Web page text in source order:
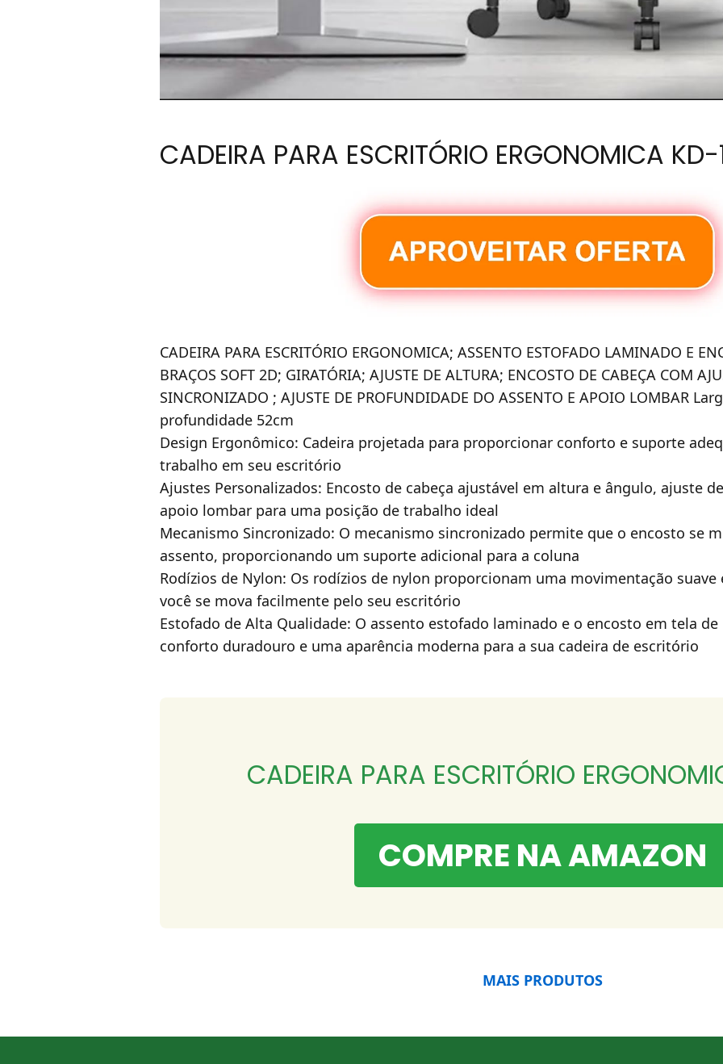
CADEIRA PARA ESCRITÓRIO ERGONOMICA KD-
CADEIRA PARA ESCRITÓRIO ERGONOMICA; ASSENTO ESTOFADO LAMINADO E
BRAÇOS SOFT 2D; GIRATÓRIA; AJUSTE DE ALTURA; ENCOSTO DE CABEÇA COM
SINCRONIZADO ; AJUSTE DE PROFUNDIDADE DO ASSENTO E APOIO LOMBAR
profundidade 52cm
Design Ergonômico: Cadeira projetada para proporcionar conforto e suporte
trabalho em seu escritório
Ajustes Personalizados: Encosto de cabeça ajustável em altura e ângulo, ajuste
apoio lombar para uma posição de trabalho ideal
Mecanismo Sincronizado: O mecanismo sincronizado permite que o encosto se
assento, proporcionando um suporte adicional para a coluna
Rodízios de Nylon: Os rodízios de nylon proporcionam uma movimentação
você se mova facilmente pelo seu escritório
Estofado de Alta Qualidade: O assento estofado laminado e o encosto em tela
conforto duradouro e uma aparência moderna para a sua cadeira de escritório
CADEIRA PARA ESCRITÓRIO
COMPRE NA AMAZON
MAIS PRODUTOS